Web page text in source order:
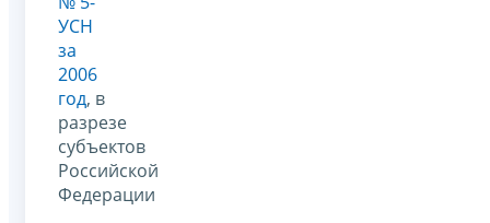
УСН
за
2006
год, в
разрезе
субъектов
Российской
Федерации